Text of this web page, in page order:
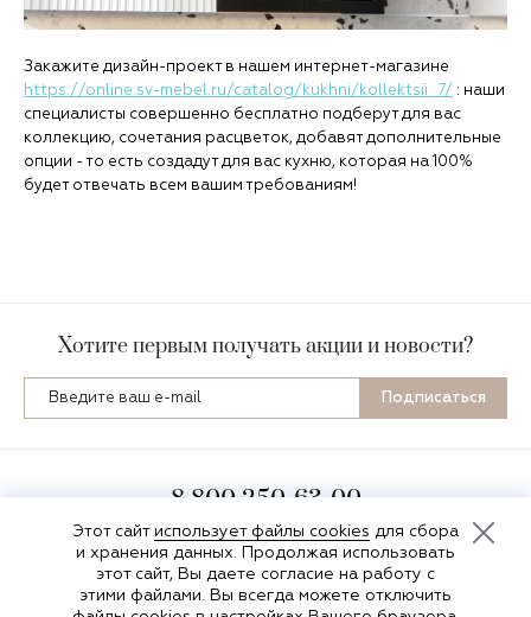
Закажите дизайн-проект в нашем интернет-магазине
https://online.sv-mebel.ru/catalog/kukhni/kollektsii_7/ : наши
специалисты совершенно бесплатно подберут для вас
коллекцию, сочетания расцветок, добавят дополнительные
опции - то есть создадут для вас кухню, которая на 100%
будет отвечать всем вашим требованиям!
Хотите первым получать акции и новости?
Подписаться
8 800 250-63-00
пн-пт 8:00-16:30 по мск
Этот сайт использует файлы cookies для сбора
и хранения данных. Продолжая использовать
этот сайт, Вы даете согласие на работу с
этими файлами. Вы всегда можете отключить